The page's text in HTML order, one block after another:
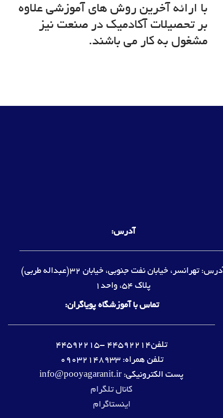
با ارائه آخرین روش های آموزشی علاوه
بر تحصیلات آکادمیک در صنعت نیز
مشغول به کار می باشند.
آدرس:
آدرس: تهرانسر، خیابان نفت جنوبی، خیابان 32(عبداله طربی)
پلاک 54، واحد1
تماس با آموزشگاه پویاگران:
تلفن44592214 -44592215
تلفن همراه: 09032148933
پست الکترونیکی: info@pooyagaranit.ir
کانال تلگرام
اینستاگرام